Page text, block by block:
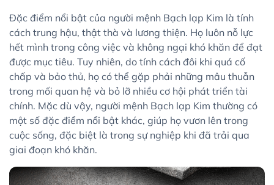
Đặc điểm nổi bật của người mệnh Bạch lạp Kim là tính
cách trung hậu, thật thà và lương thiện. Họ luôn nỗ lực
hết mình trong công việc và không ngại khó khăn để đạt
được mục tiêu. Tuy nhiên, do tính cách đôi khi quá cố
chấp và bảo thủ, họ có thể gặp phải những mâu thuẫn
trong mối quan hệ và bỏ lỡ nhiều cơ hội phát triển tài
chính. Mặc dù vậy, người mệnh Bạch lạp Kim thường có
một số đặc điểm nổi bật khác, giúp họ vươn lên trong
cuộc sống, đặc biệt là trong sự nghiệp khi đã trải qua
giai đoạn khó khăn.